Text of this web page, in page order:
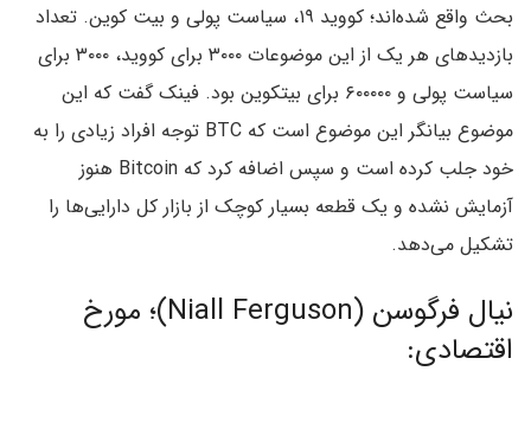
بحث واقع شده‌اند؛ کووید ۱۹، سیاست پولی و بیت کوین. تعداد
بازدیدهای هر یک از این موضوعات ۳۰۰۰ برای کووید، ۳۰۰۰ برای
سیاست پولی و ۶۰۰۰۰۰ برای بیتکوین بود. فینک گفت که این
موضوع بیانگر این موضوع است که BTC توجه افراد زیادی را به
خود جلب کرده است و سپس اضافه کرد که Bitcoin هنوز
آزمایش نشده و یک قطعه بسیار کوچک از بازار کل دارایی‌ها را
تشکیل می‌دهد.
نیال فرگوسن (Niall Ferguson)؛ مورخ
اقتصادی: